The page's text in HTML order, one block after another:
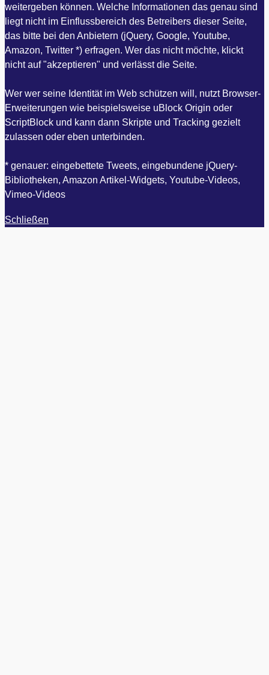
weitergeben können. Welche Informationen das genau sind
liegt nicht im Einflussbereich des Betreibers dieser Seite,
das bitte bei den Anbietern (jQuery, Google, Youtube,
Amazon, Twitter *) erfragen. Wer das nicht möchte, klickt
nicht auf "akzeptieren" und verlässt die Seite.
Wer wer seine Identität im Web schützen will, nutzt Browser-
Erweiterungen wie beispielsweise uBlock Origin oder
ScriptBlock und kann dann Skripte und Tracking gezielt
zulassen oder eben unterbinden.
* genauer: eingebettete Tweets, eingebundene jQuery-
Bibliotheken, Amazon Artikel-Widgets, Youtube-Videos,
Vimeo-Videos
Schließen